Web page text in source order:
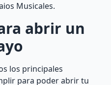
Musicales.
abrir un
los principales
para poder abrir tu